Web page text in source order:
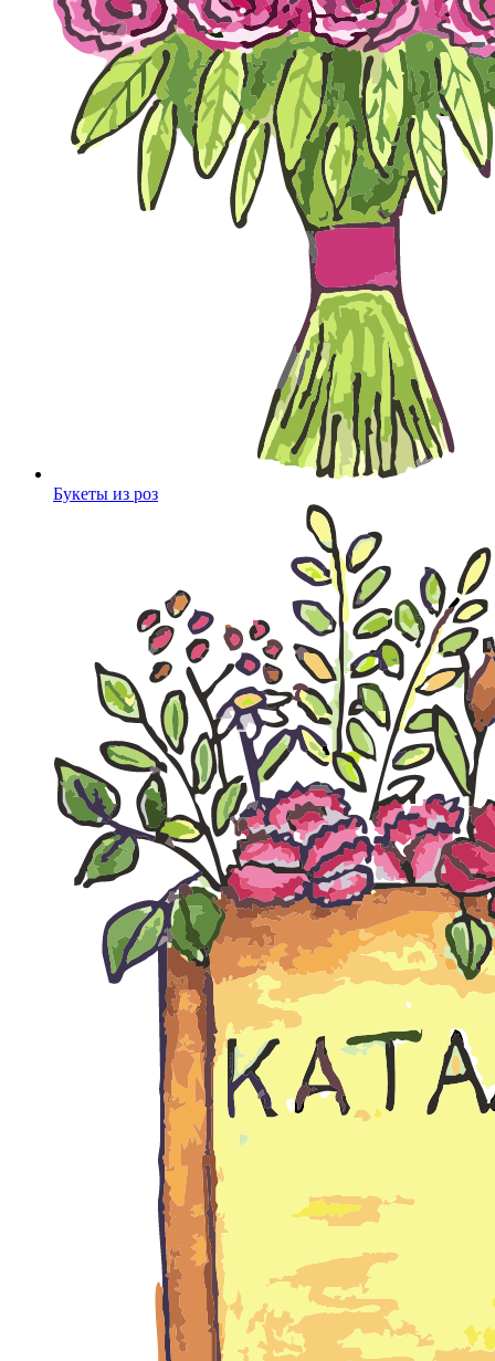
Букеты из роз